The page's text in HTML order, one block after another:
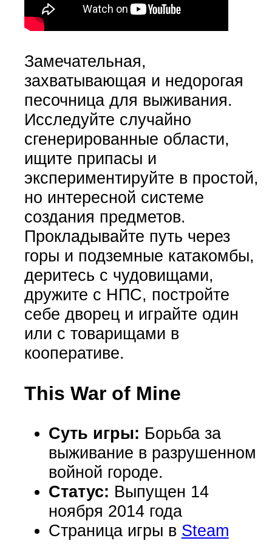
Замечательная,
захватывающая и недорогая
песочница для выживания.
Исследуйте случайно
сгенерированные области,
ищите припасы и
экспериментируйте в простой,
но интересной системе
создания предметов.
Прокладывайте путь через
горы и подземные катакомбы,
деритесь с чудовищами,
дружите с НПС, постройте
себе дворец и играйте один
или с товарищами в
кооперативе.
This War of Mine
Суть игры: Борьба за
выживание в разрушенном
войной городе.
Статус: Выпущен 14
ноября 2014 года
Страница игры в Steam